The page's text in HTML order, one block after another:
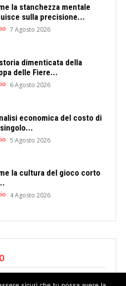
la stanchezza mentale
sulla precisione...
7 Agosto 2026
dimenticata della
delle Fiere...
6 Agosto 2026
economica del costo di
5 Agosto 2026
la cultura del gioco corto
4 Agosto 2026